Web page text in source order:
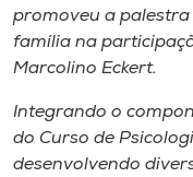
promoveu a palestra
família na
Marcolino Eckert.
Integrando o
do Curso de
desenvolvendo